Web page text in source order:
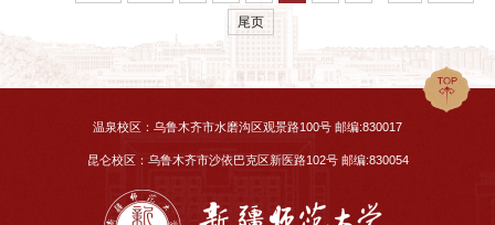
尾页
温泉校区：乌鲁木齐市水磨沟区观景路100号 邮编:830017
昆仑校区：乌鲁木齐市沙依巴克区新医路102号 邮编:830054